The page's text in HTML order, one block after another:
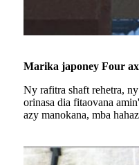
Marika japoney Four
Ny rafitra shaft rehetra,
orinasa dia fitaovana
azy manokana, mba